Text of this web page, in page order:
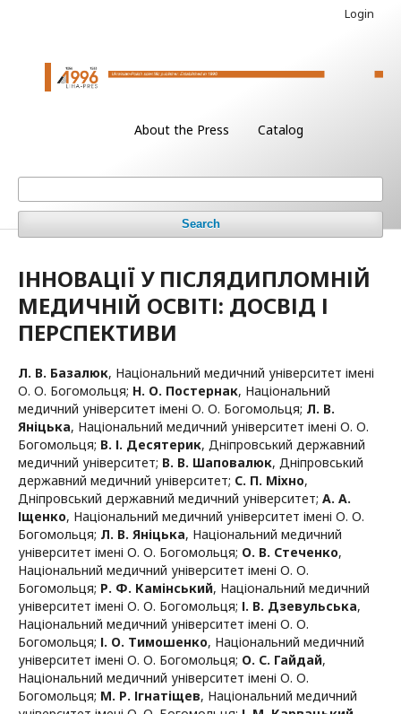
About the Press Catalog
Search
Login
ІННОВАЦІЇ У ПІСЛЯДИПЛОМНІЙ
МЕДИЧНІЙ ОСВІТІ: ДОСВІД І
ПЕРСПЕКТИВИ
Л. В. Базалюк, Національний медичний університет імені
О. О. Богомольця; Н. О. Постернак, Національний
медичний університет імені О. О. Богомольця; Л. В.
Яніцька, Національний медичний університет імені О. О.
Богомольця; В. І. Десятерик, Дніпровський державний
медичний університет; В. В. Шаповалюк, Дніпровський
державний медичний університет; С. П. Міхно,
Дніпровський державний медичний університет; А. А.
Іщенко, Національний медичний університет імені О. О.
Богомольця; Л. В. Яніцька, Національний медичний
університет імені О. О. Богомольця; О. В. Стеченко,
Національний медичний університет імені О. О.
Богомольця; Р. Ф. Камінський, Національний медичний
університет імені О. О. Богомольця; І. В. Дзевульська,
Національний медичний університет імені О. О.
Богомольця; І. О. Тимошенко, Національний медичний
університет імені О. О. Богомольця; О. С. Гайдай,
Національний медичний університет імені О. О.
Богомольця; М. Р. Ігнатіщев, Національний медичний